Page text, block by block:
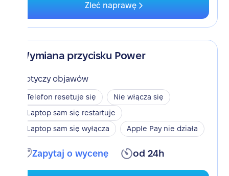
Zleć naprawę
Wymiana przycisku Power
Dotyczy objawów
Telefon resetuje się
Nie włącza się
Laptop sam się restartuje
Laptop sam się wyłącza
Apple Pay nie działa
Zapytaj o wycenę od 24h